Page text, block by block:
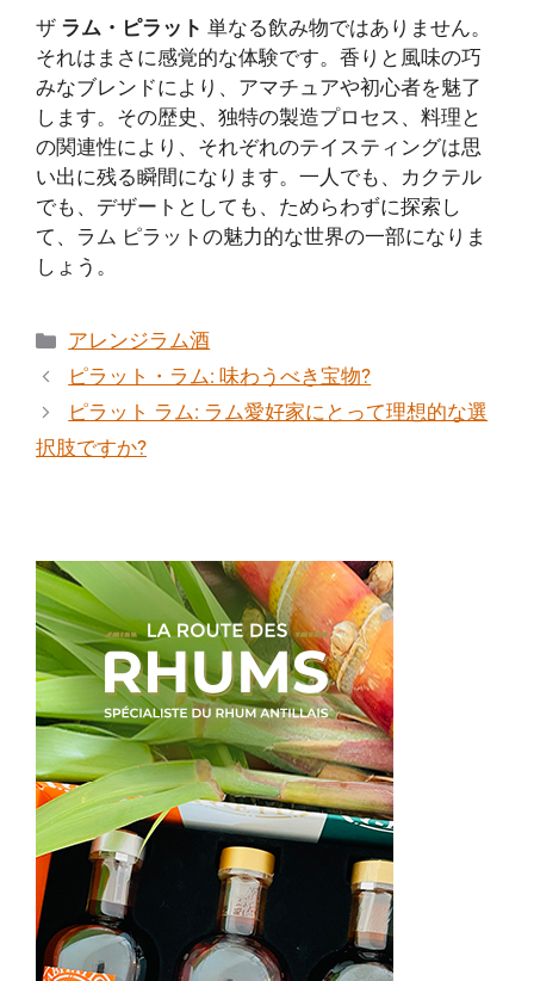
ザ ラム・ピラット 単なる飲み物ではありません。
それはまさに感覚的な体験です。香りと風味の巧
みなブレンドにより、アマチュアや初心者を魅了
します。その歴史、独特の製造プロセス、料理と
の関連性により、それぞれのテイスティングは思
い出に残る瞬間になります。一人でも、カクテル
でも、デザートとしても、ためらわずに探索し
て、ラム ピラットの魅力的な世界の一部になりま
しょう。
カ
テ
リ
ー
アレンジラム酒
ピラット・ラム: 味わうべき宝物?
ピラット ラム: ラム愛好家にとって理想的な選
択肢ですか?